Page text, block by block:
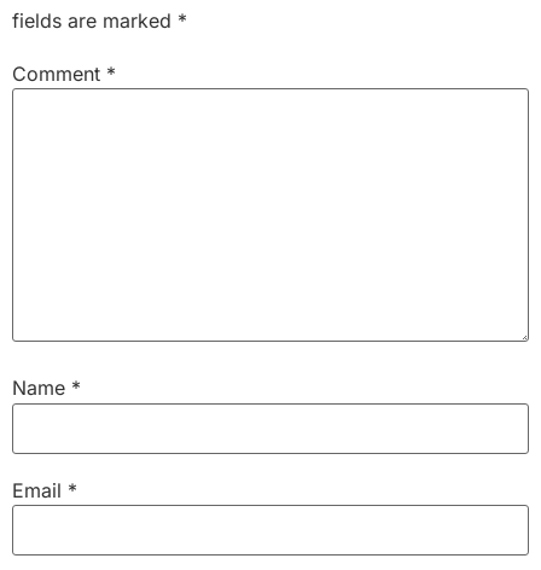
fields are marked *
Comment *
Name *
Email *